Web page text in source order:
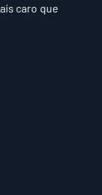
caro que